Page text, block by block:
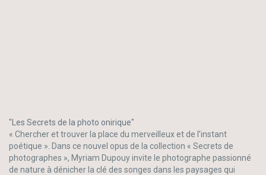
"Les Secrets de la photo onirique"
« Chercher et trouver la place du merveilleux et de l’instant
poétique ». Dans ce nouvel opus de la collection « Secrets de
photographes », Myriam Dupouy invite le photographe passionné
de nature à dénicher la clé des songes dans les paysages qui